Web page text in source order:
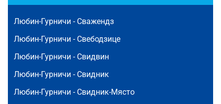
Любин-Гурничи - Сважендз
Любин-Гурничи - Свебодзице
Любин-Гурничи - Свидвин
Любин-Гурничи - Свидник
Любин-Гурничи - Свидник-Място